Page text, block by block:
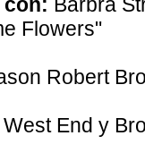
Flowers"
Robert
West End y